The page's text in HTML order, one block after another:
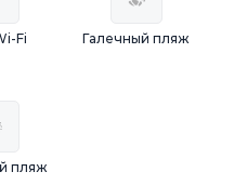
Fi Галечный пляж
пляж